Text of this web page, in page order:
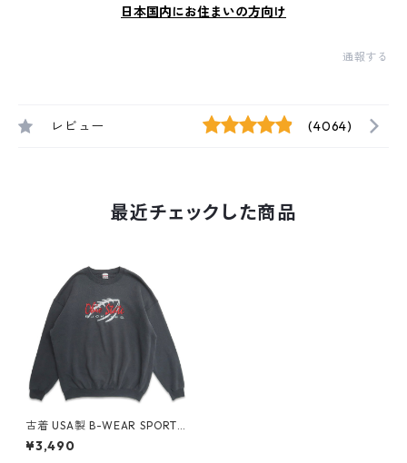
日本国内にお住まいの方向け
通報する
レビュー (4064)
最近チェックした商品
古着 USA製 B-WEAR SPORTS
WEAR カレッジ フットボール
スウェット トレーナー グレー
¥3,490